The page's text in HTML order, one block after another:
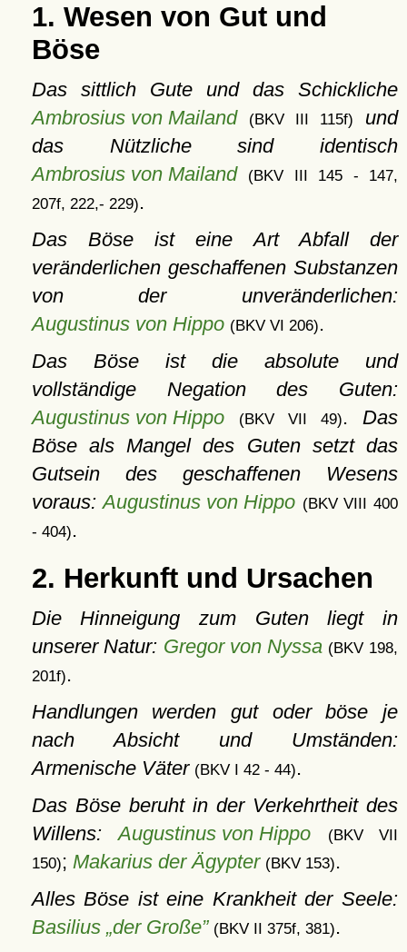
1. Wesen von Gut und
Böse
Das sittlich Gute und das Schickliche
Ambrosius von Mailand
(BKV III 115f)
und
das Nützliche sind identisch
Ambrosius von Mailand
(BKV III 145 - 147,
207f, 222,- 229).
Das Böse ist eine Art Abfall der
veränderlichen geschaffenen Substanzen
von der unveränderlichen:
Augustinus von Hippo (BKV VI 206).
Das Böse ist die absolute und
vollständige Negation des Guten:
Augustinus von Hippo
(BKV VII 49). Das
Böse als Mangel des Guten setzt das
Gutsein des geschaffenen Wesens
voraus:Augustinus von Hippo (BKV VIII 400
- 404).
2. Herkunft und Ursachen
Die Hinneigung zum Guten liegt in
unserer Natur: Gregor von Nyssa (BKV 198,
201f).
Handlungen werden gut oder böse je
nach Absicht und Umständen:
Armenische Väter (BKV I 42 - 44).
Das Böse beruht in der Verkehrtheit des
Willens:Augustinus von Hippo
(BKV VII
150); Makarius der Ägypter (BKV 153).
Alles Böse ist eine Krankheit der Seele:
Basilius „der Große” (BKV II 375f, 381).